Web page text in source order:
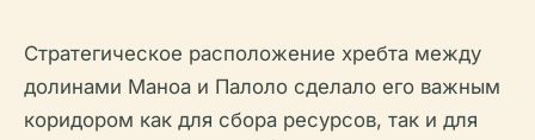
Стратегическое расположение хребта между
долинами Маноа и Палоло сделало его важным
коридором как для сбора ресурсов, так и для